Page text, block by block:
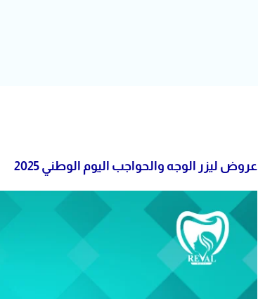
عروض ليزر الوجه والحواجب اليوم الوطني 2025